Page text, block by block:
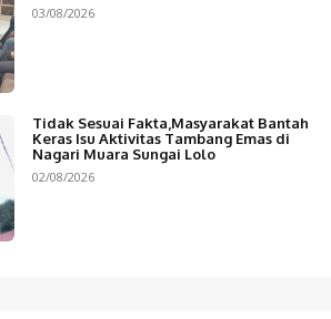
03/08/2026
Tidak Sesuai Fakta,Masyarakat Bantah
Keras Isu Aktivitas Tambang Emas di
Nagari Muara Sungai Lolo
02/08/2026